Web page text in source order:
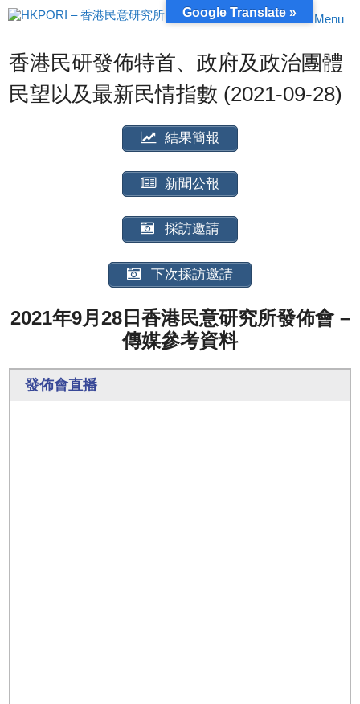
跳
至
容
Menu
香港民研發佈特首、政府及政治團體
民望以及最新民情指數 (2021-09-28)
結果簡報
新聞公報
採訪邀請
下次採訪邀請
2021年9月28日香港民意研究所發佈會 –
傳媒參考資料
發佈會直播
Google Translate »